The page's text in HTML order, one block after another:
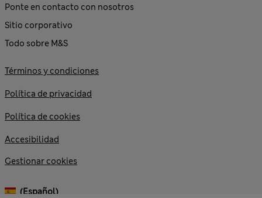
Ponte en contacto con nosotros
Sitio corporativo
Todo sobre M&S
Términos y condiciones
Política de privacidad
Política de cookies
Accesibilidad
Gestionar cookies
(español)